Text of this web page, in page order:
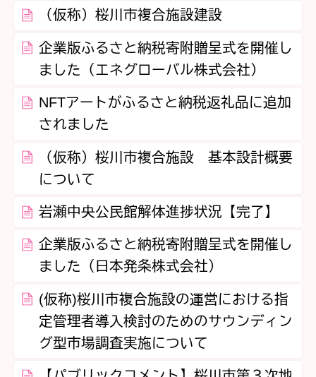
（仮称）桜川市複合施設建設
企業版ふるさと納税寄附贈呈式を開催し
ました（エネグローバル株式会社）
NFTアートがふるさと納税返礼品に追加
されました
（仮称）桜川市複合施設 基本設計概要
について
岩瀬中央公民館解体進捗状況【完了】
企業版ふるさと納税寄附贈呈式を開催し
ました（日本発条株式会社）
(仮称)桜川市複合施設の運営における指
定管理者導入検討のためのサウンディン
グ型市場調査実施について